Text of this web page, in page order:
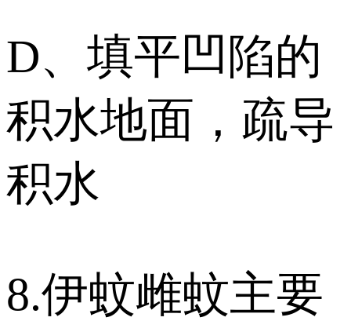
D、填平凹陷的
积水地面，疏导
积水
8.伊蚊雌蚊主要